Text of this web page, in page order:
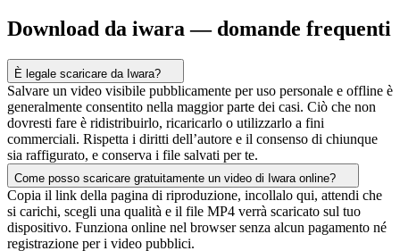
Download da iwara — domande frequenti
È legale scaricare da Iwara?
Salvare un video visibile pubblicamente per uso personale e offline è
generalmente consentito nella maggior parte dei casi. Ciò che non
dovresti fare è ridistribuirlo, ricaricarlo o utilizzarlo a fini
commerciali. Rispetta i diritti dell’autore e il consenso di chiunque
sia raffigurato, e conserva i file salvati per te.
Come posso scaricare gratuitamente un video di Iwara online?
Copia il link della pagina di riproduzione, incollalo qui, attendi che
si carichi, scegli una qualità e il file MP4 verrà scaricato sul tuo
dispositivo. Funziona online nel browser senza alcun pagamento né
registrazione per i video pubblici.